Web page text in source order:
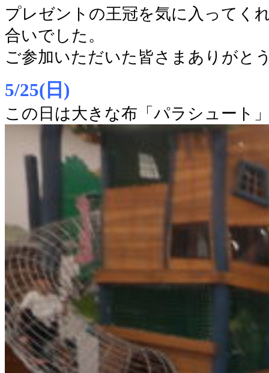
プレゼントの王冠を気に入ってく
合いでした。
ご参加いただいた皆さまありがと
5/25(日)
この日は大きな布「パラシュート